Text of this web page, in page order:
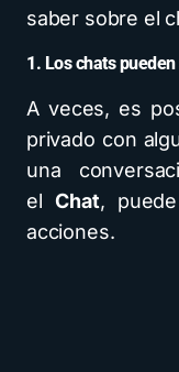
saber sobre el
1. Los chats
A veces, es
privado con
una
elChat,
acciones.